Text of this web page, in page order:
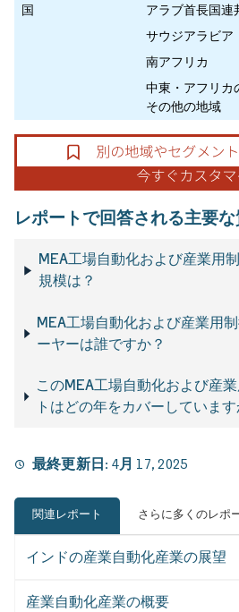
国
アラブ首長国連
サウジアラビア
南アフリカ
中東・アフリカ
その他の地域
レポートで回答される主要な
MEA工場自動化および産業用
規模は？
MEA工場自動化および産業用
ーヤーは誰ですか？
このMEA工場自動化および産
トはどの年をカバーしています
最終更新日: 4月 17, 2025
関連レポート さらに多くのレポ
インドの産業自動化産業の展望
産業自動化産業の概要